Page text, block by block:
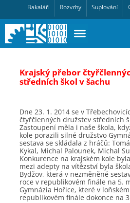
Bakaláři Rozvrhy Suplování
Krajský přebor
středních škol v šachu
Dne 23. 1. 2014 se v
čtyřčlenných družstev středních
Zastoupení měla i naše škola,
kole porazili silné družstvo
sestava se skládala z hráčů:
Kykal, Michal Palounek, Michal
Konkurence na krajském kole
mezi adepty na vítězství byla
Bydžov, která v nezměněné
roce v republikovém finále na 5.
Gymnázia Hořice, které v
republikovém finále dokonce na